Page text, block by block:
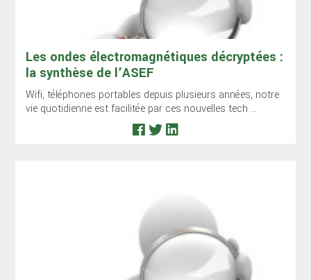
Les ondes électromagnétiques décryptées :
la synthèse de l’ASEF
Wifi, téléphones portables depuis plusieurs années, notre
vie quotidienne est facilitée par ces nouvelles tech ...